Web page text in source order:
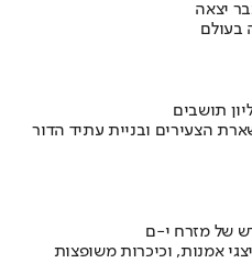
יצאה
בעולם
הצעירים ובניית עתיד הדור
של מזרח י-ם
אמנות, וכיכרות משופצות